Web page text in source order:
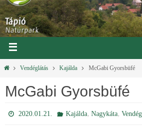
Vendéglátás Kajálda McGabi Gyorsbüfé
McGabi Gyorsbüfé
2020.01.21. Kajálda, Nagykáta,